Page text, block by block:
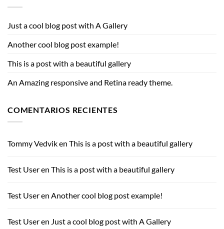
Just a cool blog post with A Gallery
Another cool blog post example!
This is a post with a beautiful gallery
An Amazing responsive and Retina ready theme.
COMENTARIOS RECIENTES
Tommy Vedviken This is a post with a beautiful gallery
Test Useren This is a post with a beautiful gallery
Test Useren Another cool blog post example!
Test Useren Just a cool blog post with A Gallery